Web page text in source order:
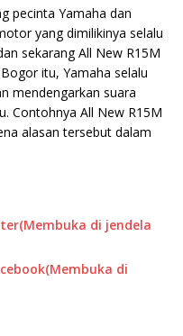
pecinta Yamaha dan
yang dimilikinya selalu
sekarang All New R15M
itu, Yamaha selalu
mendengarkan suara
Contohnya All New R15M
alasan tersebut dalam
di jendela
di